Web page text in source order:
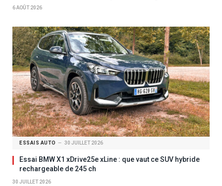
6 AOÛT 2026
ESSAIS AUTO 30 JUILLET 2026
Essai BMW X1 xDrive25e xLine : que vaut ce SUV hybride
rechargeable de 245 ch
30 JUILLET 2026